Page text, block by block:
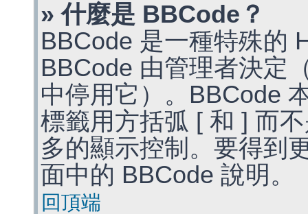
» 什麼是 BBCode？
BBCode 是一種特殊的
BBCode 由管理者決定
中停用它）。BBCode
標籤用方括弧 [ 和 ] 而
多的顯示控制。要得到
面中的 BBCode 說明。
回頂端